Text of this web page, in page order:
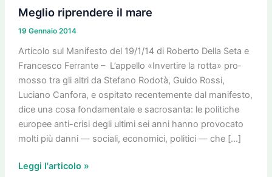
Meglio riprendere il mare
19 Gennaio 2014
Articolo sul Manifesto del 19/1/14 di Roberto Della Seta e
Francesco Ferrante – L’appello «Inver­tire la rotta» pro­
mosso tra gli altri da Ste­fano Rodotà, Guido Rossi,
Luciano Can­fora, e ospi­tato recen­te­mente dal mani­fe­sto,
dice una cosa fon­da­men­tale e sacro­santa: le poli­ti­che
euro­pee anti-crisi degli ultimi sei anni hanno pro­vo­cato
molti più danni — sociali, eco­no­mici, poli­tici — che […]
il
mare
Leggi l'articolo »